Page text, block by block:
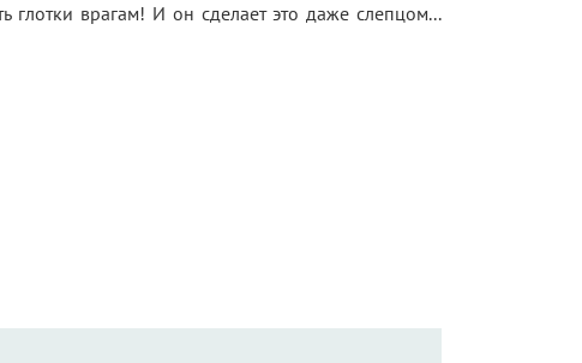
глотки врагам! И он сделает это даже слепцом...